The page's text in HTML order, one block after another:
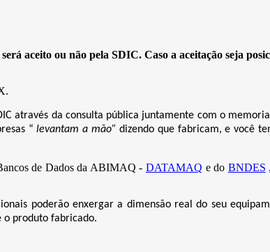
aceito ou não pela SDIC. Caso a aceitação seja
através da consulta pública juntamente com o
“levantam a mão” dizendo que fabricam, e você
de Dados da ABIMAQ -DATAMAQ e do BNDES
poderão enxergar a dimensão real do seu
o produto fabricado.